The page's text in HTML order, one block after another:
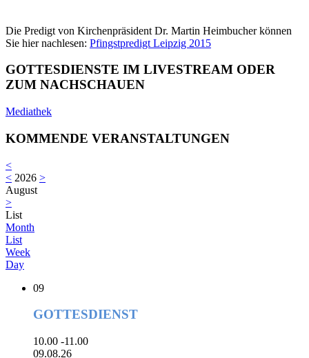
Die Predigt von Kirchenpräsident Dr. Martin Heimbucher können
Sie hier nachlesen: Pfingstpredigt Leipzig 2015
GOTTESDIENSTE IM LIVESTREAM ODER
ZUM NACHSCHAUEN
Mediathek
KOMMENDE VERANSTALTUNGEN
<
< 2026 >
August
>
List
Month
List
Week
Day
09
GOTTESDIENST
10.00 -11.00
09.08.26